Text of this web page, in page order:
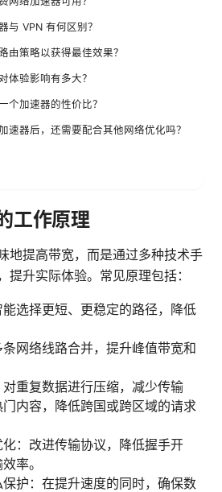
与 VPN 有何区别？
由策略以获得最佳效果？
体验影响有多大？
个加速器的性价比？
速器后，还需要配合其他网络优化吗？
工作原理
地提高带宽，而是通过多种技术手
提升实际体验。常见原理包括：
选择更短、更稳定的路径，降低
网络线路合并，提升峰值带宽和
重复数据进行压缩，减少传输
内容，降低跨国或跨区域的请求
：改进传输协议，降低握手开
率。
护：在提升速度的同时，确保数